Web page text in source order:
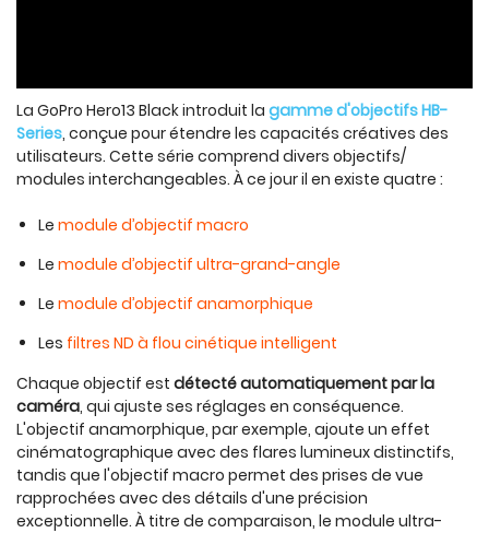
La GoPro Hero13 Black introduit la gamme d'objectifs HB-
Series, conçue pour étendre les capacités créatives des
utilisateurs. Cette série comprend divers objectifs/
modules interchangeables. À ce jour il en existe quatre :
Le module d’objectif macro
Le module d’objectif ultra-grand-angle
Le module d’objectif anamorphique
Les filtres ND à flou cinétique intelligent
Chaque objectif est détecté automatiquement par la
caméra, qui ajuste ses réglages en conséquence.
L'objectif anamorphique, par exemple, ajoute un effet
cinématographique avec des flares lumineux distinctifs,
tandis que l'objectif macro permet des prises de vue
rapprochées avec des détails d'une précision
exceptionnelle. À titre de comparaison, le module ultra-